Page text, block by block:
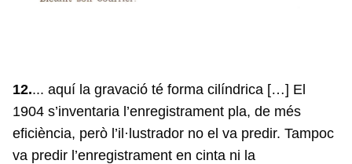
12.... aquí la gravació té forma cilíndrica […] El
1904 s’inventaria l’enregistrament pla, de més
eficiència, però l’il·lustrador no el va predir. Tampoc
va predir l’enregistrament en cinta ni la